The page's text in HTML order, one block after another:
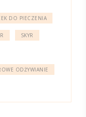
DO PIECZENIA
SKYR
ODŻYWIANIE